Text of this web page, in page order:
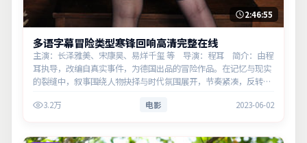
2:46:55
多语字幕冒险类型寒锋回响高清完整在线
主演：长泽雅美、宋康昊、易烊千玺 等 导演：程耳 简介：由程
耳执导，改编自真实事件，为德国出品的冒险作品。在记忆与现实
的裂缝中，叙事围绕人物抉择与时代氛围展开，节奏紧凑，反转不
3.2万 电影 2023-06-02